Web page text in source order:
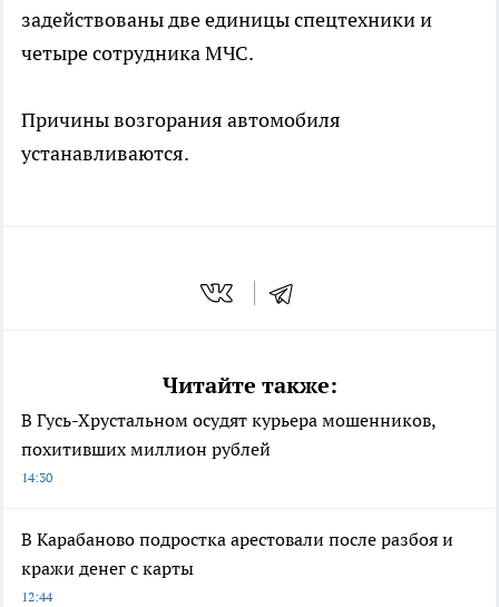
задействованы две единицы спецтехники и
четыре сотрудника МЧС.
Причины возгорания автомобиля
устанавливаются.
Читайте также:
В Гусь-Хрустальном осудят курьера мошенников,
похитивших миллион рублей
14:30
В Карабаново подростка арестовали после разбоя и
кражи денег с карты
12:44